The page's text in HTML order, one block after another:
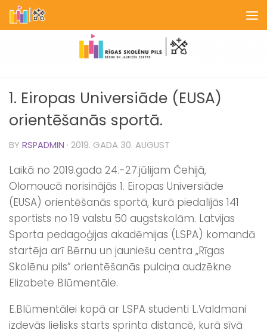
Skip to content
1. Eiropas Universiāde (EUSA)
orientēšanās sportā.
BY RSPADMIN · 2019. GADA 30. AUGUST
Laikā no 2019.gada 24.-27.jūlijam Čehijā,
Olomoucā norisinājās 1. Eiropas Universiāde
(EUSA) orientēšanās sportā, kurā piedalījās 141
sportists no 19 valstu 50 augstskolām. Latvijas
Sporta pedagoģijas akadēmijas (LSPA) komandā
startēja arī Bērnu un jauniešu centra „Rīgas
Skolēnu pils” orientēšanās pulciņa audzēkne
Elizabete Blūmentāle.
E.Blūmentālei kopā ar LSPA studenti L.Valdmani
izdevās lielisks starts sprinta distancē, kurā sīvā